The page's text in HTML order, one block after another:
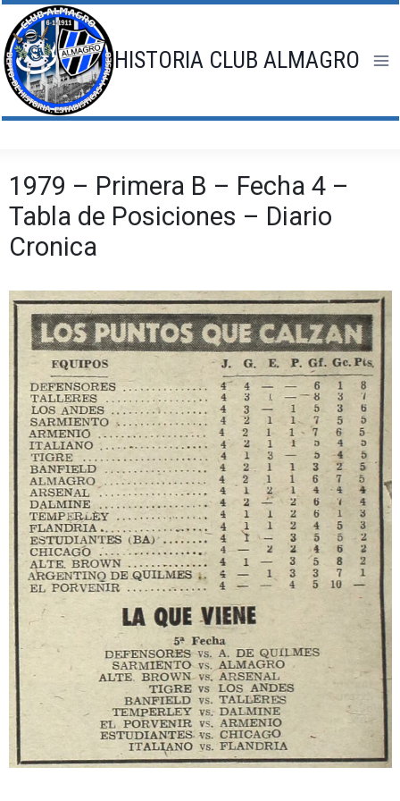
Saltar
al
contenido
HISTORIA CLUB ALMAGRO
1979 – Primera B – Fecha 4 –
Tabla de Posiciones – Diario
Cronica